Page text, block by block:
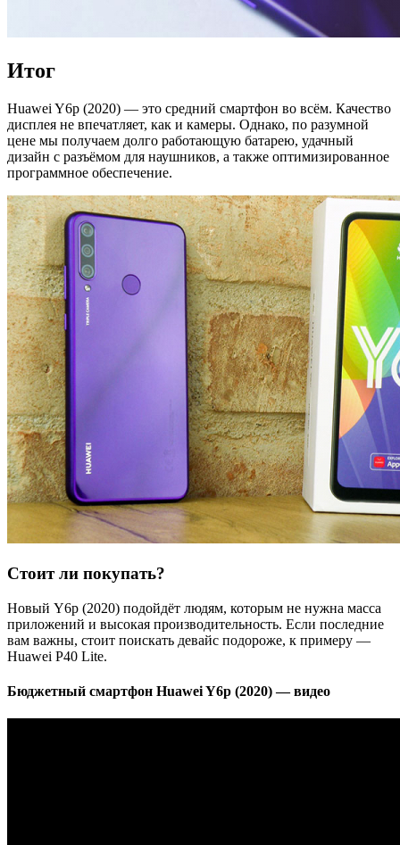
Итог
Huawei Y6p (2020) — это средний смартфон во всём. Качество
дисплея не впечатляет, как и камеры. Однако, по разумной
цене мы получаем долго работающую батарею, удачный
дизайн с разъёмом для наушников, а также оптимизированное
программное обеспечение.
Стоит ли покупать?
Новый Y6p (2020) подойдёт людям, которым не нужна масса
приложений и высокая производительность. Если последние
вам важны, стоит поискать девайс подороже, к примеру —
Huawei P40 Lite.
Бюджетный смартфон Huawei Y6p (2020) — видео